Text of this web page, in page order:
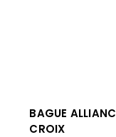
BAGUE
CROIX